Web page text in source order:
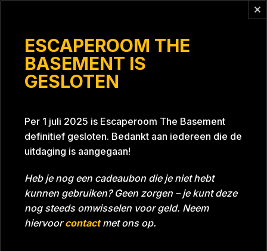
ESCAPEROOM THE
BASEMENT IS
GESLOTEN
Per 1 juli 2025 is Escaperoom The Basement
definitief gesloten. Bedankt aan iedereen die de
uitdaging is aangegaan!
Heb je nog een cadeaubon die je niet hebt
kunnen gebruiken? Geen zorgen – je kunt deze
nog steeds omwisselen voor geld. Neem
hiervoorcontactmet ons op.
Tijd Bijna gehaald Datum 06-05-2023
Room Grill With A Thrill